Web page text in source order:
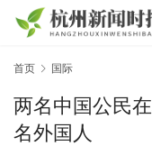
首页 国际
两名中国公民
名外国人